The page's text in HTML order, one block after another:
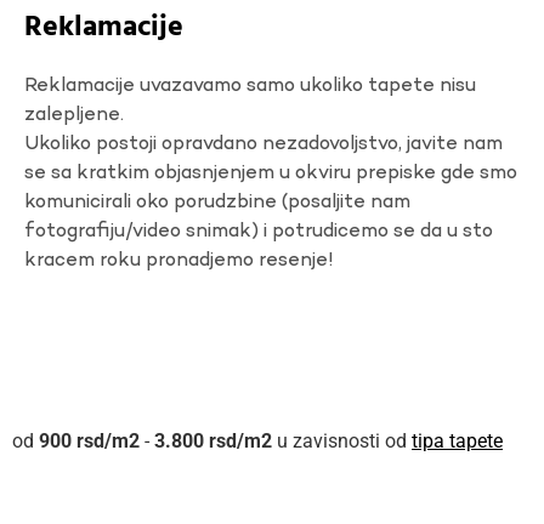
Reklamacije
Reklamacije uvazavamo samo ukoliko tapete nisu
zalepljene.
Ukoliko postoji opravdano nezadovoljstvo, javite nam
se sa kratkim objasnjenjem u okviru prepiske gde smo
komunicirali oko porudzbine (posaljite nam
fotografiju/video snimak) i potrudicemo se da u sto
kracem roku pronadjemo resenje!
900 rsd - 3.800 rsd u zavisnosti od tipa tapete